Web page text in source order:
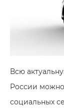
Всю
России
социальных